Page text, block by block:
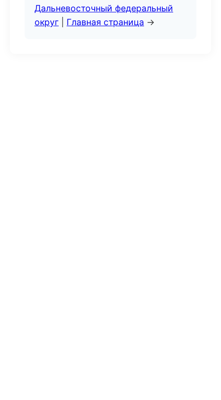
Дальневосточный федеральный
округ
Главная страница →